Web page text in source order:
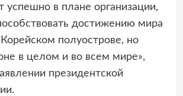
успешно в плане организации,
достижению мира
полуострове, но
в целом и во всем мире»,
президентской